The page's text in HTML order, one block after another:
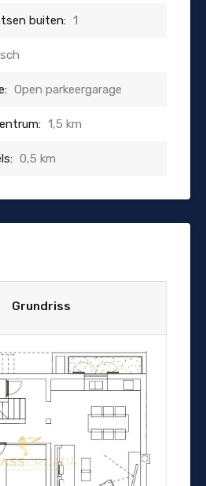
buiten: 1
Open parkeergarage
1,5 km
0,5 km
Grundriss